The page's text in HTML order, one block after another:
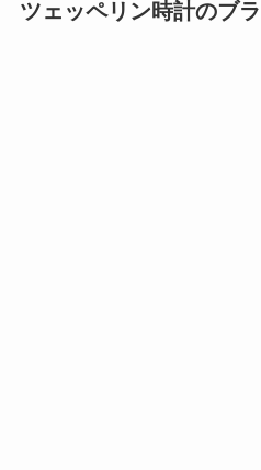
ツェッペリン時計のブ